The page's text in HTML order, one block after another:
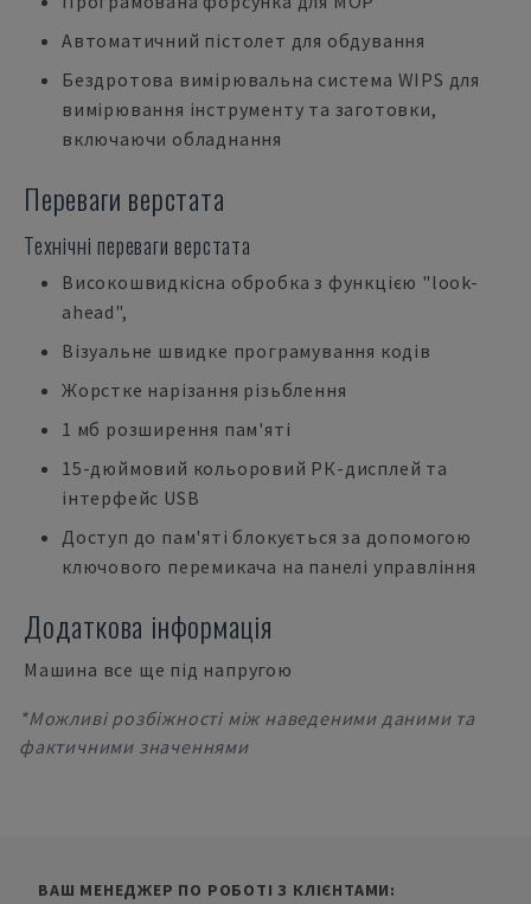
Автоматичний пістолет для обдування
Бездротова вимірювальна система WIPS для
вимірювання інструменту та заготовки,
включаючи обладнання
Переваги верстата
Технічні переваги верстата
Високошвидкісна обробка з функцією "look-
ahead",
Візуальне швидке програмування кодів
Жорстке нарізання різьблення
1 мб розширення пам'яті
15-дюймовий кольоровий РК-дисплей та
інтерфейс USB
Доступ до пам'яті блокується за допомогою
ключового перемикача на панелі управління
Додаткова інформація
Машина все ще під напругою
*Можливі розбіжності між наведеними даними та
фактичними значеннями
ВАШ МЕНЕДЖЕР ПО РОБОТІ З КЛІЄНТАМИ: